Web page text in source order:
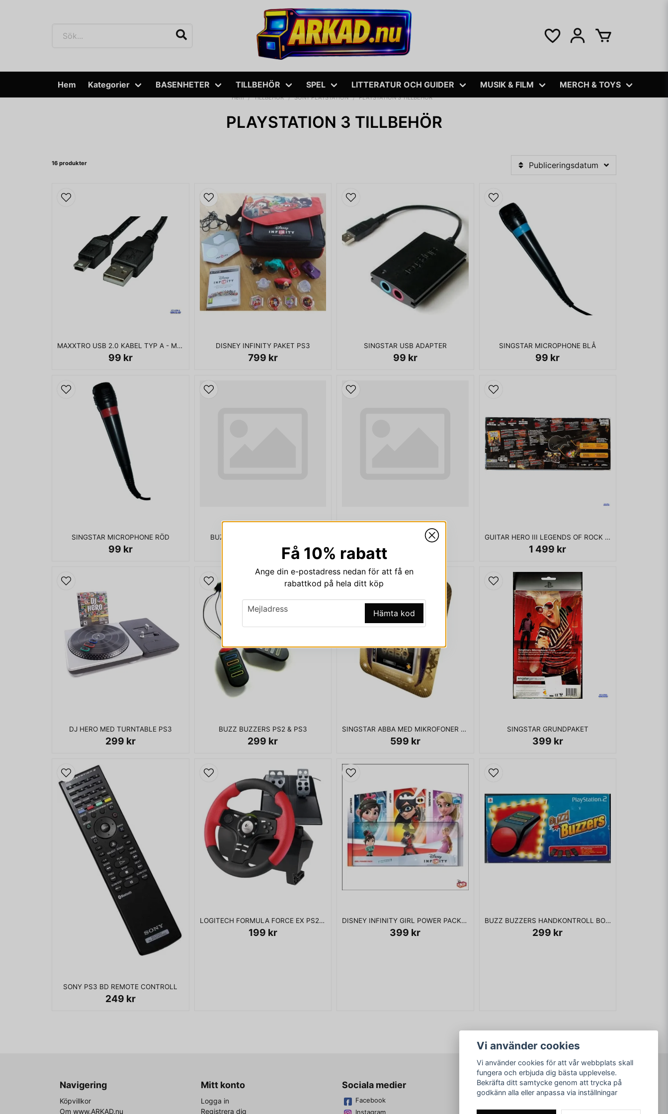
Hem Kategorier BASENHETER TILLBEHÖR SPEL LITTERATUR OCH GUIDER MUSIK & FILM MERCH & TOYS
Hem TILLBEHÖR SONY PLAYSTATION PLAYSTATION 3 TILLBEHÖR
PLAYSTATION 3 TILLBEHÖR
16 produkter Publiceringsdatum
MAXXTRO USB 2.0 KABEL TYP A - MINI B M-M 1.8M
99 kr
DISNEY INFINITY PAKET PS3
799 kr
SINGSTAR USB ADAPTER
99 kr
SINGSTAR MICROPHONE BLÅ
99 kr
SINGSTAR MICROPHONE RÖD
99 kr
BUZZ BUZZERS TRÅDLÖSA PS3 TONY HAWK SHRED PS3 GUITAR HERO III LEGENDS OF ROCK MED GUITAR PS3
1 499 kr
DJ HERO MED TURNTABLE PS3
299 kr
BUZZ BUZZERS PS2 & PS3
299 kr
SINGSTAR ABBA MED MIKROFONER PS3 NYTT
599 kr
SINGSTAR GRUNDPAKET
399 kr
SONY PS3 BD REMOTE CONTROLL
249 kr
LOGITECH FORMULA FORCE EX PS2 PS3
199 kr
DISNEY INFINITY GIRL POWER PACK WII, WII U,360,PS3,3DS
399 kr
BUZZ BUZZERS HANDKONTROLL BOXED PS2
299 kr
Få 10% rabatt
Ange din e-postadress nedan för att få en
rabattkod på hela ditt köp
email
Mejladress Hämta kod
Navigering
Köpvillkor
Om www.ARKAD.nu
Mitt konto
Logga in
Registrera dig
Sociala medier
Facebook
Instagram
arkad.nu
Vi använder cookies
Vi använder cookies för att vår webbplats skall
fungera och erbjuda dig bästa upplevelse.
Bekräfta ditt samtycke genom att trycka på
godkänn alla eller anpassa via inställningar